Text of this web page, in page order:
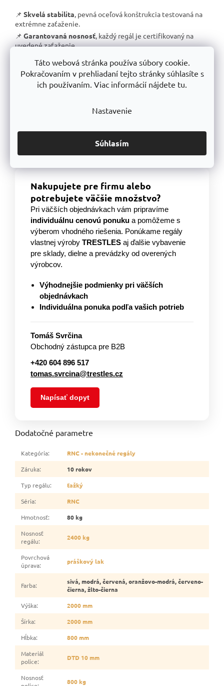
Táto webová stránka používa súbory cookie.
Pokračovaním v prehliadaní tejto stránky súhlasíte s
ich používaním. Viac informácií nájdete tu.
Nastavenie
Súhlasím
📌 Skvelá stabilita , pevná oceľová konštrukcia testovaná na
extrémne zaťaženie.
📌 Garantovaná nosnosť , každý regál je certifikovaný na
uvedené zaťaženie.
prispôsobenie výšky políc.
📌 Bezkonkurenčný pomer kvalita/cena, výborné
spracovanie za férovú cenu.
produkcie a technologického pokroku.
vaše skladové riešenie bude konzistentné aj o niekoľko rokov.
si zaobstarávate nielen
záruku kvality a dlhodobej dostupnosti produktov
Nakupujete pre firmu alebo
potrebujete väčšie množstvo?
Pri väčších objednávkach vám pripravíme
individuálnu cenovú ponuku a pomôžeme s
výberom vhodného riešenia. Ponúkame regály
vlastnej výroby TRESTLES aj ďalšie vybavenie
pre sklady, dielne a prevádzky od overených
výrobcov.
Výhodnejšie podmienky pri väčších
objednávkach
Individuálna ponuka podľa vašich potrieb
Tomáš Svrčina
Obchodný zástupca pre B2B
+420 604 896 517
tomas.svrcina@trestles.cz
Napísať dopyt
Dodatočné parametre
Kategória:
RNC - nekonečné regály
Záruka:
10 rokov
Typ regálu:
ťažký
Séria:
RNC
Hmotnosť:
80 kg
Nosnosť
regálu: 2400 kg
Povrchová
úprava: práškový lak
Farba:
sivá, modrá, červená, oranžovo-modrá, červeno-
čierna, žlto-čierna
Výška:
2000 mm
Šírka:
2000 mm
Hĺbka:
800 mm
Materiál
police: DTD 10 mm
Nosnosť
800 kg